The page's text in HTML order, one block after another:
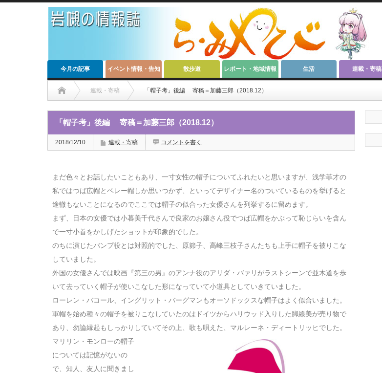
今月の記事 イベント情報・告知 散歩道 レポート・地域情報 生活 連載・寄稿
連載・寄稿 「帽子考」後編 寄稿＝加藤三郎（2018.12）
「帽子考」後編 寄稿＝加藤三郎（2018.12）
2018/12/10 連載・寄稿 コメントを書く
まだ色々とお話したいこともあり、一寸女性の帽子についてふれたいと思いますが、浅学菲才の
私ではつば広帽とベレー帽しか思いつかず、といってデザイナー名のついているものを挙げると
途轍もないことになるのでここでは帽子の似合った女優さんを列挙するに留めます。
まず、日本の女優では小暮美千代さんで良家のお嬢さん役でつば広帽をかぶって恥じらいを含ん
で一寸小首をかしげたショットが印象的でした。
のちに演じたバンプ役とは対照的でした、原節子、高峰三枝子さんたちも上手に帽子を被りこな
していました。
外国の女優さんでは映画『第三の男』のアンナ役のアリダ・バァリがラストシーンで並木道を歩
いて去っていく帽子が使いこなした形になっていて小道具としていきていました。
ローレン・バコール、イングリット・バーグマンもオーソドックスな帽子はよく似合いました。
軍帽を始め種々の帽子を被りこなしていたのはドイツからハリウッド入りした脚線美が売り物で
あり、勿論縁起もしっかりしていてその上、歌も唄えた、マルレーネ・ディートリッヒでした。
マリリン・モンローの帽子
については記憶がないの
で、知人、友人に聞きまし